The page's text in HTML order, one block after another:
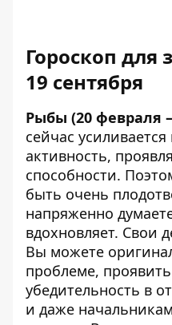
Гороскоп для
19 сентября
Рыбы (20 февраля
сейчас
активность,
способности.
быть очень
напряженно
вдохновляет. Свои
Вы можете
проблеме,
убедительность в
и даже